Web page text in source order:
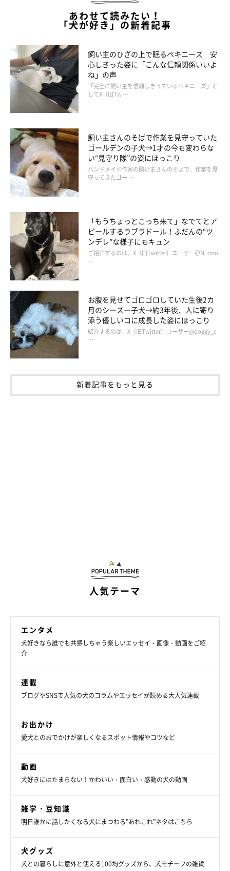
あわせて読みたい！
「犬が好き」の新着記事
飼い主のひざの上で眠るペキニーズ 安
心しきった姿に「こんな信頼関係いいよ
ね」の声
「完全に飼い主を信頼しきっているペキニーズ」と
してX（旧Tw …
飼い主さんのそばで作業を見守っていた
ゴールデンの子犬→1才の今も変わらな
い“見守り隊”の姿にほっこり
ハンドメイド作家の飼い主さんのそばで、作業を見
守ってきたゴー …
「もうちょっとこっち来て」なでてとア
ピールするラブラドール！ふだんの“ツ
ンデレ”な様子にもキュン
ご紹介するのは、X（旧Twitter）ユーザー＠N_oooi
…
お腹を見せてゴロゴロしていた生後2カ
月のシーズー子犬→約3年後、人に寄り
添う優しいコに成長した姿にほっこり
紹介するのは、X（旧Twitter）ユーザー@doggy_c
…
新着記事をもっと見る
人気テーマ
エンタメ
犬好きなら誰でも共感しちゃう楽しいエッセイ・画像・動画をご紹
介
連載
ブログやSNSで人気の犬のコラムやエッセイが読める大人気連載
お出かけ
愛犬とのおでかけが楽しくなるスポット情報やコツなど
動画
犬好きにはたまらない！かわいい・面白い・感動の犬の動画
雑学・豆知識
明日誰かに話したくなる犬にまつわる”あれこれ”ネタはこちら
犬グッズ
犬との暮らしに意外と使える100均グッズから、犬モチーフの雑貨